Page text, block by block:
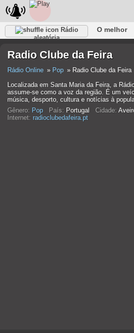
Rádio
aleatória
O melhor
Radio Clube da Feira
Rádio Online Pop
Radio Clube da Feira
Localizada em Santa Maria da Feira, a
assume-se como a voz da região. É um
música, desporto, cultura e notícias à
Gênero: Pop País: Portugal Cidade:
Internet: radioclubedafeira.pt